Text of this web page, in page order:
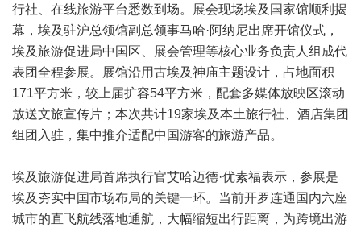
行社、在线旅游平台悉数到场。展会现场埃及国家馆顺利揭
幕，埃及驻沪总领馆副总领事马哈·阿纳尼出席开馆仪式，
埃及旅游促进局中国区、展会管理等核心业务负责人组成代
表团全程参展。展馆沿用古埃及神庙主题设计，占地面积
171平方米，较上届扩容54平方米，配套多媒体放映区滚动
放送文旅宣传片；本次共计19家埃及本土旅行社、酒店集团
组团入驻，集中推介适配中国游客的旅游产品。
埃及旅游促进局首席执行官艾哈迈德·优素福表示，参展是
埃及夯实中国市场布局的关键一环。当前开罗连通国内六座
城市的直飞航线落地通航，大幅缩短出行距离，为跨境出游